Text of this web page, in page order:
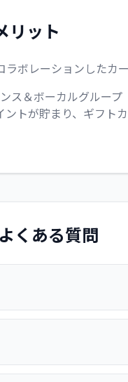
リット
ボレーションしたカー
ス＆ボーカルグルー
トが貯まり、ギフト
くある質問